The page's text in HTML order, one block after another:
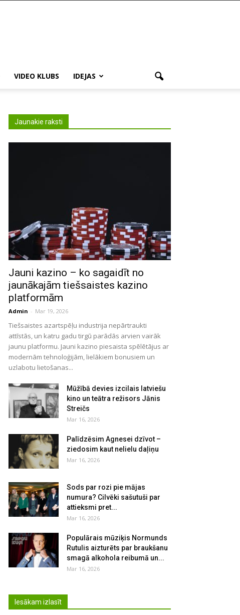
VIDEO KLUBS IDEJAS
Jaunakie raksti
Jauni kazino – ko sagaidīt no
jaunākajām tiešsaistes kazino
platformām
Admin - Mar 19, 2026
Tiešsaistes azartspēļu industrija nepārtraukti
attīstās, un katru gadu tirgū parādās arvien vairāk
jaunu platformu. Jauni kazino piesaista spēlētājus ar
modernām tehnoloģijām, lielākiem bonusiem un
uzlabotu lietošanas...
Mūžībā devies izcilais latviešu
kino un teātra režisors Jānis
Streičs
Mar 16, 2026
Palīdzēsim Agnesei dzīvot –
ziedosim kaut nelielu daļiņu
Mar 16, 2026
Sods par rozi pie mājas
numura? Cilvēki sašutuši par
attieksmi pret...
Mar 16, 2026
Populārais mūziķis Normunds
Rutulis aizturēts par braukšanu
smagā alkohola reibumā un...
Mar 16, 2026
Iesākam izlasīt